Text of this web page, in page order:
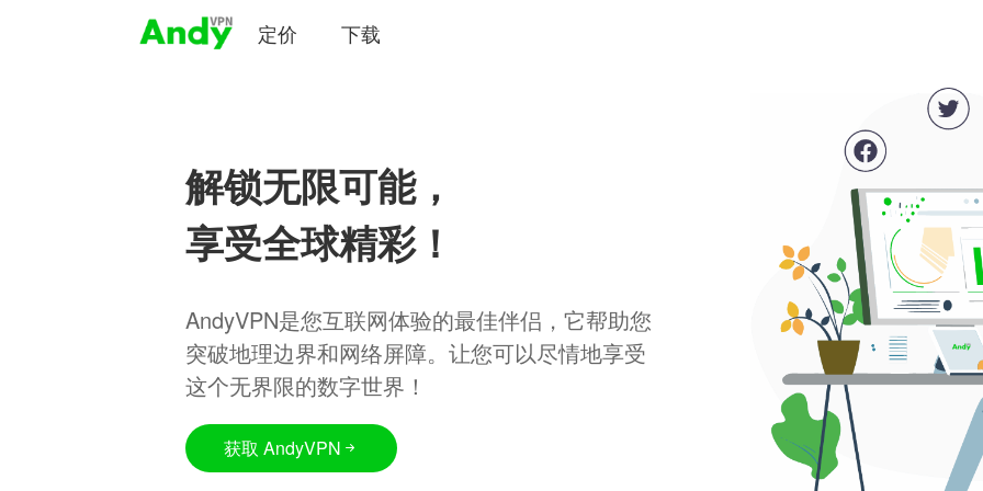
定价 下载
解锁无限可能，
享受全球精彩！
AndyVPN是您互联网体验的最佳伴侣，它帮助您
突破地理边界和网络屏障。让您可以尽情地享受
这个无界限的数字世界！
获取 AndyVPN